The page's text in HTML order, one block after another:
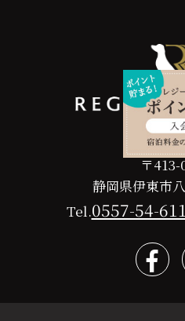
〒
静岡県伊東市
Tel.0557-54-